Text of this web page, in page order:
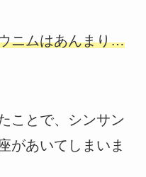
ニムはあんまり…
ことで、シンサン
があいてしまいま